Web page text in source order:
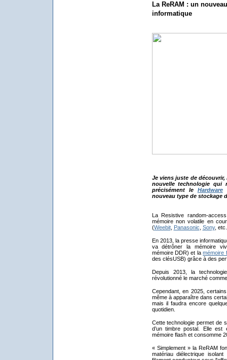
La ReRAM : un
informatique
Je viens juste de
nouvelle technologie qui
précisément le Hardware
nouveau type de stockage
La Resistive random-
mémoire non volatile en
(Weebit, Panasonic Sony,
En 2013, la presse
va détrôner la mémoire
mémoire DDR) et lamémoire
des clésUSB) grâce à des
Depuis 2013, la
révolutionné le marché
Cependant, en 2025,
même à apparaître dans
mais il faudra encore
quotidien.
Cette technologie permet de
d’un timbre postal. Elle
mémoire flash et consomme
« Simplement » la ReRAM
matériau diélectrique